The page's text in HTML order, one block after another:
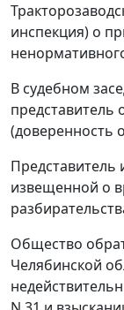
инспекция) о
В судебном
представитель
(доверенность
извещенной о
Общество
Челябинской